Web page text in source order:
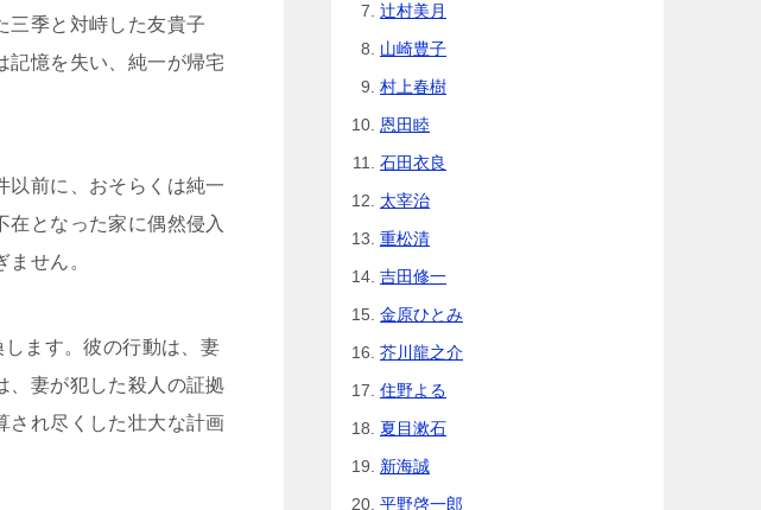
三季と対峙した友貴子
記憶を失い、純一が帰宅
以前に、おそらくは純一
となった家に偶然侵入
せん。
ます。彼の行動は、妻
、妻が犯した殺人の証拠
され尽くした壮大な計画
辻村美月
山崎豊子
村上春樹
恩田睦
石田衣良
太宰治
重松清
吉田修一
金原ひとみ
芥川龍之介
住野よる
夏目漱石
新海誠
平野啓一郎